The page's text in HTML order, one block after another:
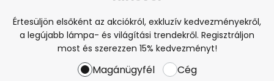
Értesüljön elsőként az akciókról, exkluzív kedvezményekről,
a legújabb lámpa- és világítási trendekről. Regisztráljon
most és szerezzen 15% kedvezményt!
Magánügyfél Cég